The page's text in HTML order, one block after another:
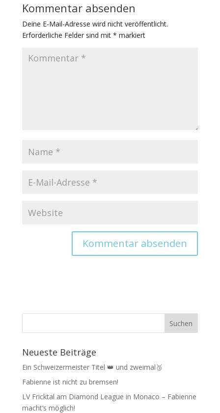
Kommentar absenden
Deine E-Mail-Adresse wird nicht veröffentlicht.
Erforderliche Felder sind mit * markiert
Neueste Beiträge
Ein Schweizermeister Titel 👑 und zweimal🥉
Fabienne ist nicht zu bremsen!
LV Fricktal am Diamond League in Monaco – Fabienne
macht‘s möglich!